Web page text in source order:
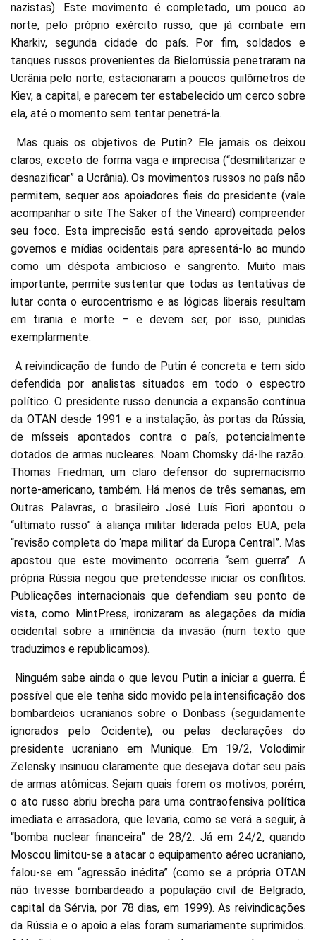
nazistas). Este movimento é completado, um pouco ao
norte, pelo próprio exército russo, que já combate em
Kharkiv, segunda cidade do país. Por fim, soldados e
tanques russos provenientes da Bielorrússia penetraram na
Ucrânia pelo norte, estacionaram a poucos quilômetros de
Kiev, a capital, e parecem ter estabelecido um cerco sobre
ela, até o momento sem tentar penetrá-la.
Mas quais os objetivos de Putin? Ele jamais os deixou
claros, exceto de forma vaga e imprecisa (“desmilitarizar e
desnazificar” a Ucrânia). Os movimentos russos no país não
permitem, sequer aos apoiadores fieis do presidente (vale
acompanhar o site The Saker of the Vineard) compreender
seu foco. Esta imprecisão está sendo aproveitada pelos
governos e mídias ocidentais para apresentá-lo ao mundo
como um déspota ambicioso e sangrento. Muito mais
importante, permite sustentar que todas as tentativas de
lutar conta o eurocentrismo e as lógicas liberais resultam
em tirania e morte – e devem ser, por isso, punidas
exemplarmente.
A reivindicação de fundo de Putin é concreta e tem sido
defendida por analistas situados em todo o espectro
político. O presidente russo denuncia a expansão contínua
da OTAN desde 1991 e a instalação, às portas da Rússia,
de mísseis apontados contra o país, potencialmente
dotados de armas nucleares. Noam Chomsky dá-lhe razão.
Thomas Friedman, um claro defensor do supremacismo
norte-americano, também. Há menos de três semanas, em
Outras Palavras, o brasileiro José Luís Fiori apontou o
“ultimato russo” à aliança militar liderada pelos EUA, pela
“revisão completa do ‘mapa militar’ da Europa Central”. Mas
apostou que este movimento ocorreria “sem guerra”. A
própria Rússia negou que pretendesse iniciar os conflitos.
Publicações internacionais que defendiam seu ponto de
vista, como MintPress, ironizaram as alegações da mídia
ocidental sobre a iminência da invasão (num texto que
traduzimos e republicamos).
Ninguém sabe ainda o que levou Putin a iniciar a guerra. É
possível que ele tenha sido movido pela intensificação dos
bombardeios ucranianos sobre o Donbass (seguidamente
ignorados pelo Ocidente), ou pelas declarações do
presidente ucraniano em Munique. Em 19/2, Volodimir
Zelensky insinuou claramente que desejava dotar seu país
de armas atômicas. Sejam quais forem os motivos, porém,
o ato russo abriu brecha para uma contraofensiva política
imediata e arrasadora, que levaria, como se verá a seguir, à
“bomba nuclear financeira” de 28/2. Já em 24/2, quando
Moscou limitou-se a atacar o equipamento aéreo ucraniano,
falou-se em “agressão inédita” (como se a própria OTAN
não tivesse bombardeado a população civil de Belgrado,
capital da Sérvia, por 78 dias, em 1999). As reivindicações
da Rússia e o apoio a elas foram sumariamente suprimidos.